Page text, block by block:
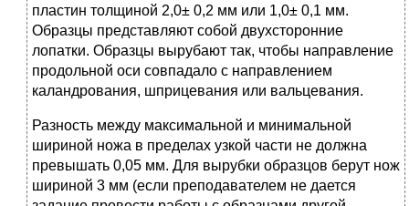
пластин толщиной 2,0± 0,2 мм или 1,0± 0,1 мм.
Образцы представляют собой двухсторонние
лопатки. Образцы вырубают так, чтобы направление
продольной оси совпадало с направлением
каландрования, шприцевания или вальцевания.
Разность между максимальной и минимальной
шириной ножа в пределах узкой части не должна
превышать 0,05 мм. Для вырубки образцов берут нож
шириной 3 мм (если преподавателем не дается